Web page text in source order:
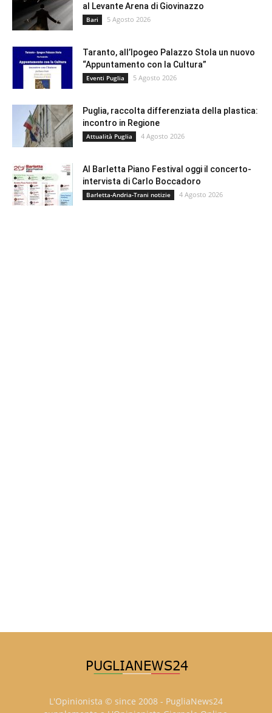
al Levante Arena di Giovinazzo
Bari 5 Agosto 2026
Taranto, all’Ipogeo Palazzo Stola un nuovo
“Appuntamento con la Cultura”
Eventi Puglia 5 Agosto 2026
Puglia, raccolta differenziata della plastica:
incontro in Regione
Attualità Puglia 4 Agosto 2026
Al Barletta Piano Festival oggi il concerto-
intervista di Carlo Boccadoro
Barletta-Andria-Trani notizie 4 Agosto 2026
L'Opinionista © since 2008 - PugliaNews24